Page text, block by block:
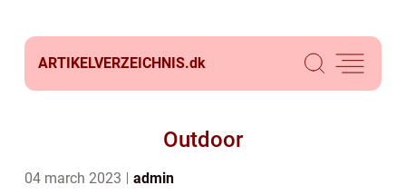
ARTIKELVERZEICHNIS.dk
Outdoor
04 march 2023 admin